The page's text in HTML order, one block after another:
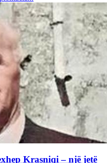
Krasniqi – një jetë